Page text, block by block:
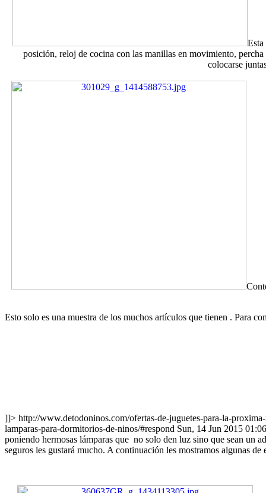
posición, reloj de cocina con las manillas en movimiento,
colocarse
Esto solo es una muestra de los muchos artículos que tienen . Para
]]> http://www.detodoninos.com/ofertas-de-juguetes-para-la-
lamparas-para-dormitorios-de-ninos/#respond Sun, 14 Jun 2015
poniendo hermosas lámparas que no solo den luz sino que sean un
seguros les gustará mucho. A continuación les mostramos algunas de